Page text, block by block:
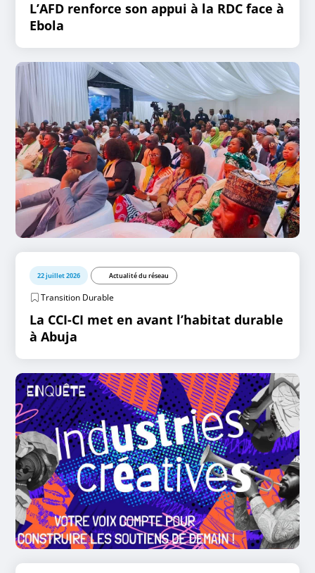
L’AFD renforce son appui à la RDC face à
Ebola
22 juillet 2026 Actualité du réseau
Transition Durable
La CCI-CI met en avant l’habitat durable
à Abuja